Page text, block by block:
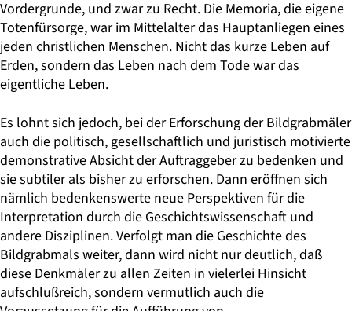
Vordergrunde, und zwar zu Recht. Die Memoria, die eigene
Totenfürsorge, war im Mittelalter das Hauptanliegen eines
jeden christlichen Menschen. Nicht das kurze Leben auf
Erden, sondern das Leben nach dem Tode war das
eigentliche Leben.
Es lohnt sich jedoch, bei der Erforschung der Bildgrabmäler
auch die politisch, gesellschaftlich und juristisch motivierte
demonstrative Absicht der Auftraggeber zu bedenken und
sie subtiler als bisher zu erforschen. Dann eröffnen sich
nämlich bedenkenswerte neue Perspektiven für die
Interpretation durch die Geschichtswissenschaft und
andere Disziplinen. Verfolgt man die Geschichte des
Bildgrabmals weiter, dann wird nicht nur deutlich, daß
diese Denkmäler zu allen Zeiten in vielerlei Hinsicht
aufschlußreich, sondern vermutlich auch die